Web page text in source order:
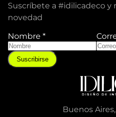
Suscríbete a #idilicadeco
novedad
N
o
m
Nombre *
Suscribirse
Buenos